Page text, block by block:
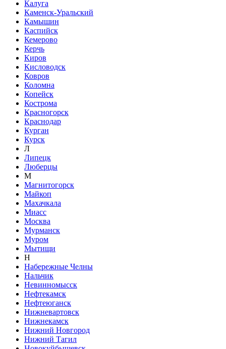
Калуга
Каменск-Уральский
Камышин
Каспийск
Кемерово
Керчь
Киров
Кисловодск
Ковров
Коломна
Копейск
Кострома
Красногорск
Краснодар
Курган
Курск
Л
Липецк
Люберцы
М
Магнитогорск
Майкоп
Махачкала
Миасс
Москва
Мурманск
Муром
Мытищи
Н
Набережные Челны
Нальчик
Невинномысск
Нефтекамск
Нефтеюганск
Нижневартовск
Нижнекамск
Нижний Новгород
Нижний Тагил